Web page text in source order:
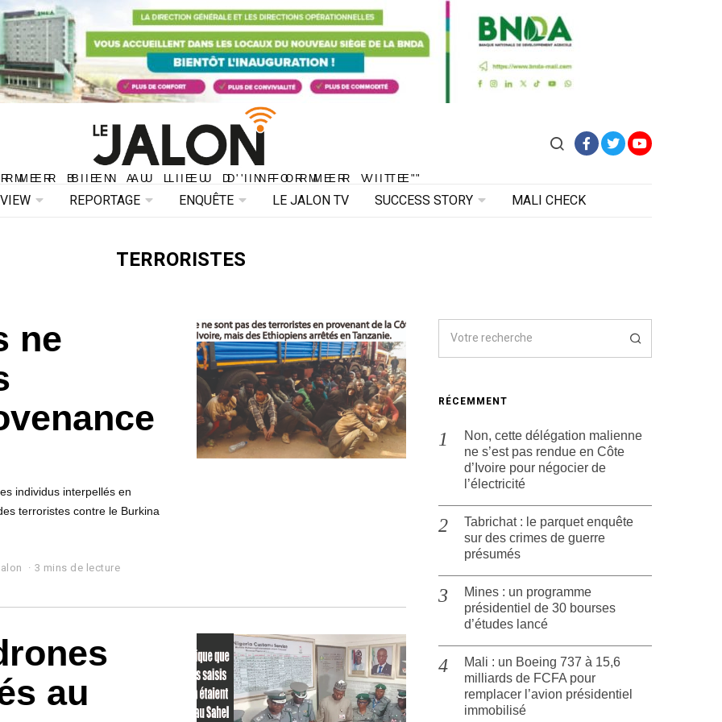
BIEN AU LIEU D'INFORMER VITE"
BIEN AU LIEU D'INFORMER VITE"
REPORTAGE ENQUÊTE LE JALON TV SUCCESS STORY MALI CHECK
TERRORISTES
ne
individus interpellés en
terroristes contre le Burkina
3 mins de lecture
au
RÉCEMMENT
Non, cette délégation malienne
ne s’est pas rendue en Côte
d’Ivoire pour négocier de
l’électricité
Tabrichat : le parquet enquête
sur des crimes de guerre
présumés
Mines : un programme
présidentiel de 30 bourses
d’études lancé
Mali : un Boeing 737 à 15,6
milliards de FCFA pour
remplacer l’avion présidentiel
immobilisé